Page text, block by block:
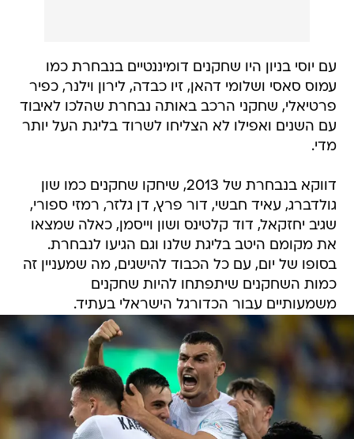
עם יוסי בניון היו שחקנים דומיננטיים בנבחרת כמו
עמוס סאסי ושלומי דהאן, זיו כבדה, לירון וילנר, כפיר
פרטיאלי, שחקני הרכב באותה נבחרת שהלכו לאיבוד
עם השנים ואפילו לא הצליחו לשרוד בליגת העל יותר
מדי.
דווקא בנבחרת של 2013, שיחקו שחקנים כמו שון
גולדברג, עאיד חבשי, דור פרץ, דן גלזר, רמזי ספורי,
שגיב יחזקאל, דוד קלטינס ושון וייסמן, כאלה שמצאו
את מקומם היטב בליגת שלנו וגם הגיעו לנבחרת.
בסופו של יום, עם כל הכבוד להישגים, מה שמעניין זה
כמות השחקנים שיתפתחו להיות שחקנים
משמעותיים עבור הכדורגל הישראלי בעתיד.